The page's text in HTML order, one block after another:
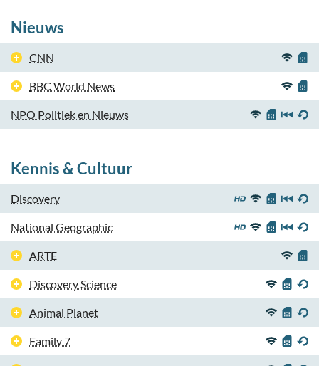
Nieuws
CNN
BBC World News
NPO Politiek en Nieuws
Kennis & Cultuur
Discovery
National Geographic
ARTE
Discovery Science
Animal Planet
Family 7